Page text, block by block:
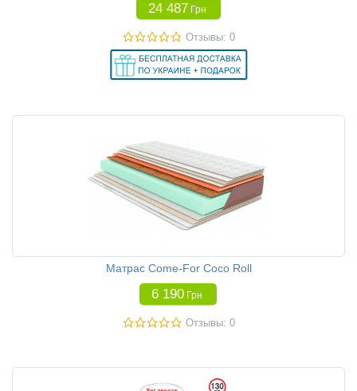
24 487 Грн
Отзывы: 0
Матрас Come-For Coco Roll
6 190 Грн
Отзывы: 0